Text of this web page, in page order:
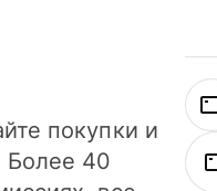
покупки и
Более 40